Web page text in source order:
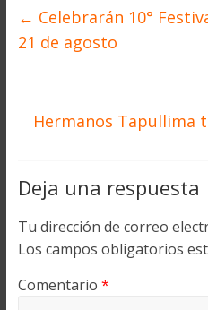
← Celebrarán 10°
21 de agosto
Hermanos Tapullima
Deja una respuesta
Tu dirección de correo
Los campos obligatorios
Comentario *